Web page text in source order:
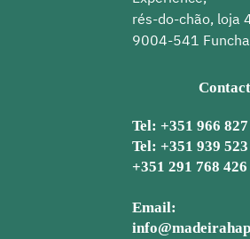
rés-do-chão, loja
9004-541
Tel: +351 966
Tel: +351 939
+351 291 768 426
Email: